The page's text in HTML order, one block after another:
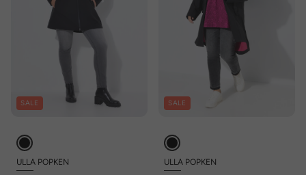
SALE
ULLA POPKEN
SALE
ULLA POPKEN